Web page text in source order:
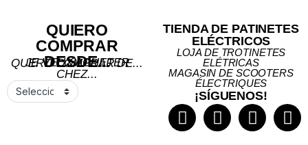
QUIERO
COMPRAR
DESDE...
QUERO COMPRAR DE...
JE VEUX ACHETER
CHEZ...
TIENDA DE PATINETES
ELÉCTRICOS
LOJA DE TROTINETES
ELÉTRICAS
MAGASIN DE SCOOTERS
ÉLECTRIQUES
¡SÍGUENOS!